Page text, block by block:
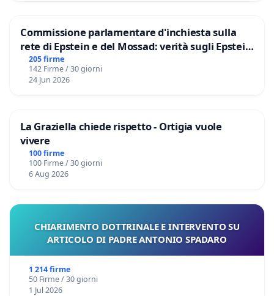
Commissione parlamentare d'inchiesta sulla
rete di Epstein e del Mossad: verità sugli Epstein
Files
205 firme
142 Firme / 30 giorni
24 Jun 2026
La Graziella chiede rispetto - Ortigia vuole
vivere
100 firme
100 Firme / 30 giorni
6 Aug 2026
CHIARIMENTO DOTTRINALE E INTERVENTO SU
ARTICOLO DI PADRE ANTONIO SPADARO
1 214 firme
50 Firme / 30 giorni
1 Jul 2026